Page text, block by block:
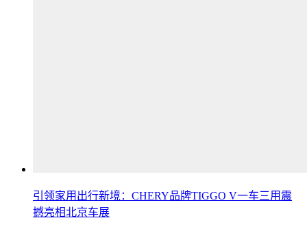
引领家用出行新境：CHERY品牌TIGGO V一车三用震
撼亮相北京车展